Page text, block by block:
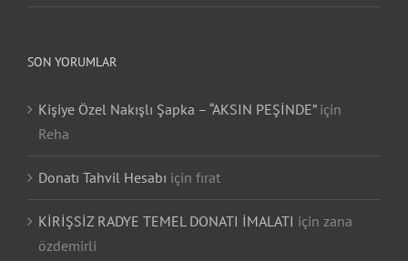
SON YORUMLAR
Kişiye Özel Nakışlı Şapka – “AKSIN PEŞİNDE”için
Reha
Donatı Tahvil Hesabı için fırat
KİRİŞSİZ RADYE TEMEL DONATI İMALATI için zana
özdemirli